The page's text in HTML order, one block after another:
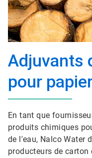
Adjuvants
pour
En tant que
produits chimiques
de l'eau, Nalco Water
producteurs de carton